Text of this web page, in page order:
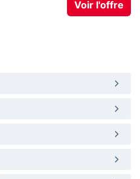
Voir l'offre